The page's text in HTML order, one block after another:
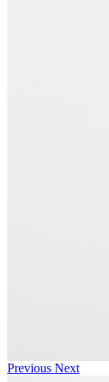
Previous Next